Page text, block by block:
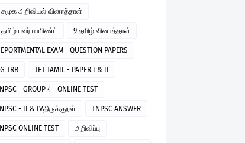
சமூக அறிவியல் வினாத்தாள்
தமிழ் பவர் பாயிண்ட் 9 தமிழ் வினாத்தாள்
EXAM - QUESTION PAPERS
TRB TET TAMIL - PAPER I & II
- GROUP 4 - ONLINE TEST
- II & IVதிருக்குறள் TNPSC ANSWER
ONLINE TEST அறிவிப்பு